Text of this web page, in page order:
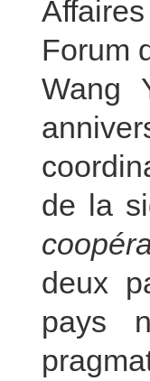
Forum
Wang
de la
deux
pays